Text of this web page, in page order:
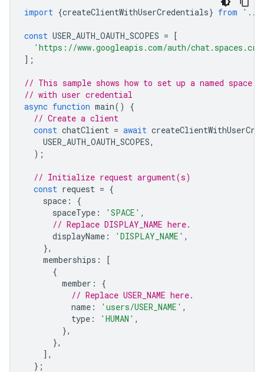
import {createClientWithUserCredentials} from './
const USER_AUTH_OAUTH_SCOPES = [
'https://www.googleapis.com/auth/
];
// This sample shows how to set up a named space
// with user credential
async function main()
{
// Create a client
const chatClient = await
USER_AUTH_OAUTH_SCOPES,
);
// Initialize request argument(s)
const request = {
space :
{
spaceType : 'SPACE' ,
// Replace DISPLAY_NAME here.
displayName : 'DISPLAY_NAME' ,
},
memberships :
[
{
member :
{
// Replace USER_NAME here.
name : 'users/USER_NAME' ,
type : 'HUMAN' ,
},
},
],
};